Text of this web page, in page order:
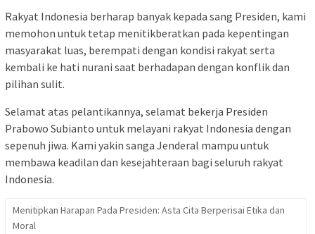
Rakyat Indonesia berharap banyak kepada sang Presiden, kami
memohon untuk tetap menitikberatkan pada kepentingan
masyarakat luas, berempati dengan kondisi rakyat serta
kembali ke hati nurani saat berhadapan dengan konflik dan
pilihan sulit.
Selamat atas pelantikannya, selamat bekerja Presiden
Prabowo Subianto untuk melayani rakyat Indonesia dengan
sepenuh jiwa. Kami yakin sanga Jenderal mampu untuk
membawa keadilan dan kesejahteraan bagi seluruh rakyat
Indonesia.
Menitipkan Harapan Pada Presiden: Asta Cita Berperisai Etika dan
Moral